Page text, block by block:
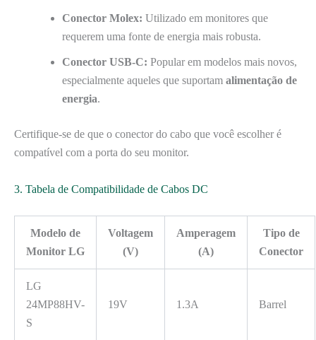
Conector Molex: Utilizado em monitores que
requerem uma fonte de energia mais robusta.
Conector USB-C: Popular em modelos mais novos,
especialmente aqueles que suportam alimentação de
energia.
Certifique-se de que o conector do cabo que você escolher é
compatível com a porta do seu monitor.
3. Tabela de Compatibilidade de Cabos DC
Modelo de
Monitor LG
Voltagem
(V)
Amperagem
(A)
Tipo de
Conector
LG
24MP88HV-
S
19V 1.3A Barrel